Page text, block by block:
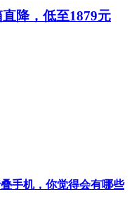
降，低至1879元
手机，你觉得会有哪些